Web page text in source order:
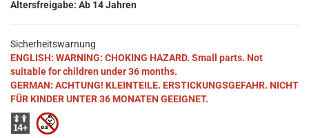
Altersfreigabe: Ab 14 Jahren
Sicherheitswarnung
ENGLISH: WARNING: CHOKING HAZARD. Small parts. Not
suitable for children under 36 months.
GERMAN: ACHTUNG! KLEINTEILE. ERSTICKUNGSGEFAHR. NICHT
FÜR KINDER UNTER 36 MONATEN GEEIGNET.